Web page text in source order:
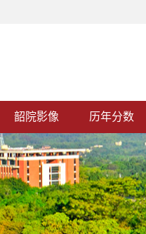
韶院影像 历年分数